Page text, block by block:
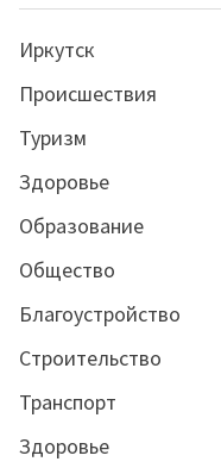
Иркутск
Происшествия
Туризм
Здоровье
Образование
Общество
Благоустройство
Строительство
Транспорт
Здоровье